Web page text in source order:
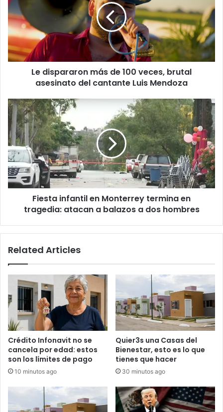
de
100
veces,
brutal
asesinato
del
cantanteLe dispararon más de 100 veces, brutal
asesinato del cantante Luis Mendoza
Fiesta
infantil
en
Monterrey
termina
en
tragedia:
atacan
a
Fiesta infantil en Monterrey termina en
tragedia: atacan a balazos a dos hombres
Related Articles
Crédito Infonavit no se
cancela por edad: estos
son los límites de pago
10 minutos ago
Quier3s una Casas del
Bienestar, esto es lo que
tienes que hacer
30 minutos ago